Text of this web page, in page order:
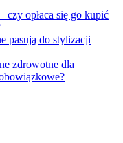
czy opłaca się go kupić
pasują do stylizacji
zdrowotne dla